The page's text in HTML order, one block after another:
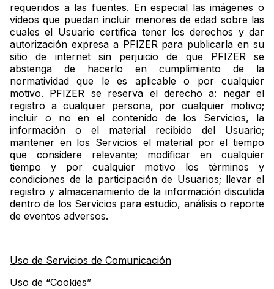
requeridos a las fuentes. En especial las imágenes o
videos que puedan incluir menores de edad sobre las
cuales el Usuario certifica tener los derechos y dar
autorización expresa a PFIZER para publicarla en su
sitio de internet sin perjuicio de que PFIZER se
abstenga de hacerlo en cumplimiento de la
normatividad que le es aplicable o por cualquier
motivo. PFIZER se reserva el derecho a: negar el
registro a cualquier persona, por cualquier motivo;
incluir o no en el contenido de los Servicios, la
información o el material recibido del Usuario;
mantener en los Servicios el material por el tiempo
que considere relevante; modificar en cualquier
tiempo y por cualquier motivo los términos y
condiciones de la participación de Usuarios; llevar el
registro y almacenamiento de la información discutida
dentro de los Servicios para estudio, análisis o reporte
de eventos adversos.
Uso de Servicios de Comunicación
Uso de “Cookies”